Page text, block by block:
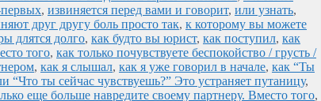
первых, извиняется перед вами и говорит, или узнать,
друг другу боль просто так, к которому вы можете
длятся долго, как будто вы юрист, как поступил, как
того, как только почувствуете беспокойство / грусть /
, как я слышал, как я уже говорил в начале, как “Ты
“Что ты сейчас чувствуешь?” Это устраняет путаницу,
еще больше навредите своему партнеру. Вместо того,